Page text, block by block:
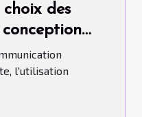
des
l'utilisation